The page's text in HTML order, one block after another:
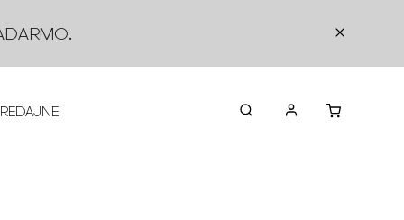
.
KONTAKTY